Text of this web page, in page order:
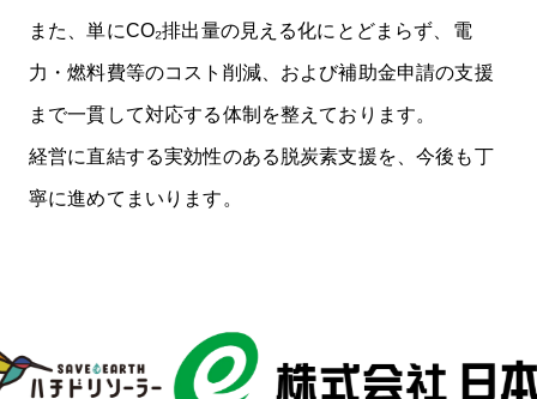
また、単にCO₂排出量の見える化にとどまらず、電
力・燃料費等のコスト削減、および補助金申請の支援
まで一貫して対応する体制を整えております。
経営に直結する実効性のある脱炭素支援を、今後も丁
寧に進めてまいります。